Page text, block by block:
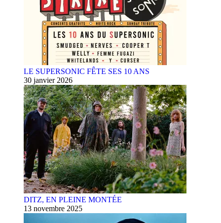
LE SUPERSONIC FÊTE SES 10 ANS
30 janvier 2026
DITZ, EN PLEINE MONTÉE
13 novembre 2025